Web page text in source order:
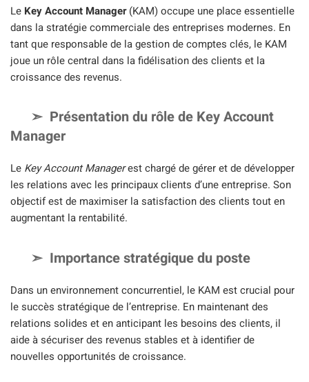
Le Key Account Manager(KAM) occupe une place essentielle
dans la stratégie commerciale des entreprises modernes. En
tant que responsable de la gestion de comptes clés, le KAM
joue un rôle central dans la fidélisation des clients et la
croissance des revenus.
Présentation du rôle de Key Account
Manager
Le Key Account Managerest chargé de gérer et de développer
les relations avec les principaux clients d’une entreprise. Son
objectif est de maximiser la satisfaction des clients tout en
augmentant la rentabilité.
Importance stratégique du poste
Dans un environnement concurrentiel, le KAM est crucial pour
le succès stratégique de l’entreprise. En maintenant des
relations solides et en anticipant les besoins des clients, il
aide à sécuriser des revenus stables et à identifier de
nouvelles opportunités de croissance.